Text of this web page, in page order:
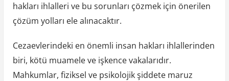
hakları ihlalleri ve bu sorunları çözmek için önerilen
çözüm yolları ele alınacaktır.
Cezaevlerindeki en önemli insan hakları ihlallerinden
biri, kötü muamele ve işkence vakalarıdır.
Mahkumlar, fiziksel ve psikolojik şiddete maruz